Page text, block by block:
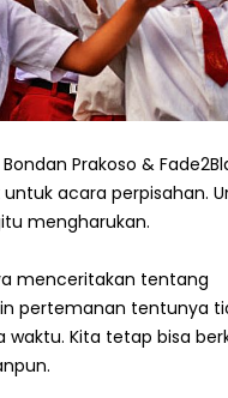
Prakoso &
acara perpisahan.
mengharukan.
menceritakan tentang
pertemanan tentunya
waktu. Kita tetap bisa